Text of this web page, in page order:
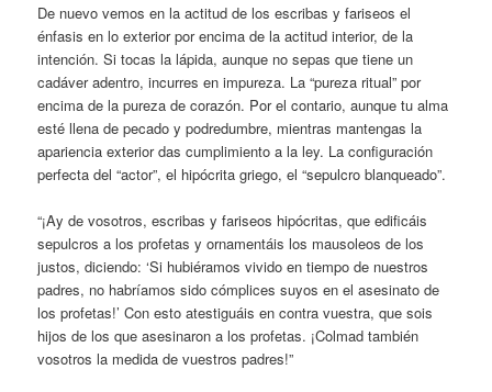
De nuevo vemos en la actitud de los escribas y fariseos el
énfasis en lo exterior por encima de la actitud interior, de la
intención. Si tocas la lápida, aunque no sepas que tiene un
cadáver adentro, incurres en impureza. La “pureza ritual” por
encima de la pureza de corazón. Por el contario, aunque tu alma
esté llena de pecado y podredumbre, mientras mantengas la
apariencia exterior das cumplimiento a la ley. La configuración
perfecta del “actor”, el hipócrita griego, el “sepulcro blanqueado”.
“¡Ay de vosotros, escribas y fariseos hipócritas, que edificáis
sepulcros a los profetas y ornamentáis los mausoleos de los
justos, diciendo: ‘Si hubiéramos vivido en tiempo de nuestros
padres, no habríamos sido cómplices suyos en el asesinato de
los profetas!’ Con esto atestiguáis en contra vuestra, que sois
hijos de los que asesinaron a los profetas. ¡Colmad también
vosotros la medida de vuestros padres!”